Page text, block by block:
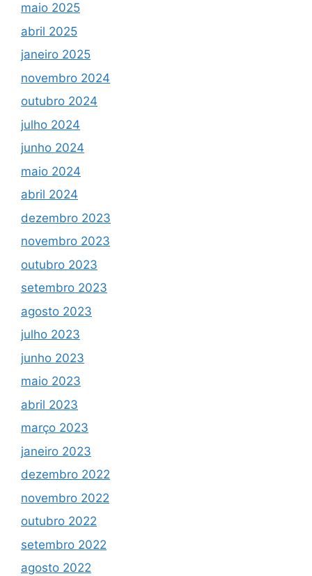
maio 2025
abril 2025
janeiro 2025
novembro 2024
outubro 2024
julho 2024
junho 2024
maio 2024
abril 2024
dezembro 2023
novembro 2023
outubro 2023
setembro 2023
agosto 2023
julho 2023
junho 2023
maio 2023
abril 2023
março 2023
janeiro 2023
dezembro 2022
novembro 2022
outubro 2022
setembro 2022
agosto 2022